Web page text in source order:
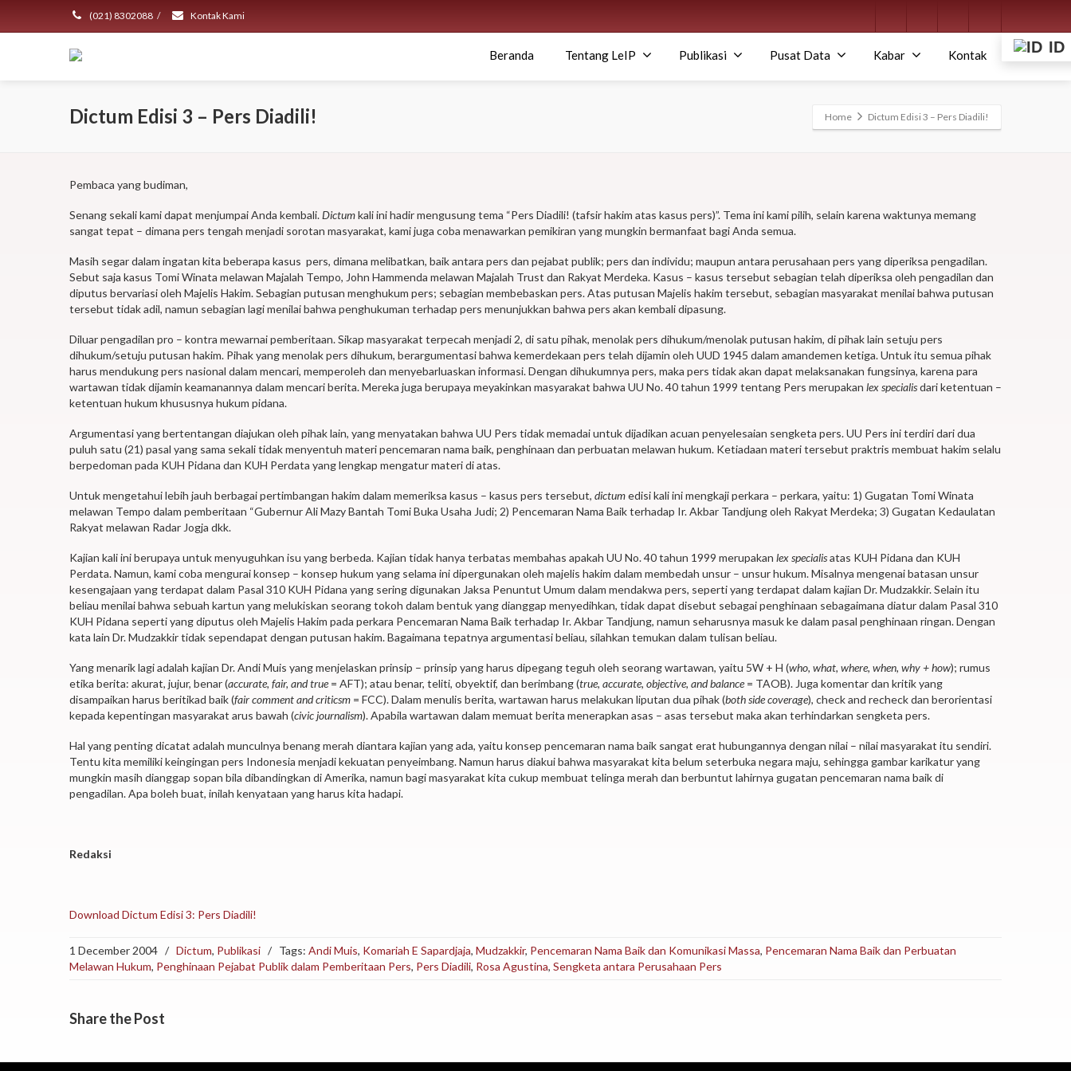
(021) 8302088 / Kontak Kami
Beranda Tentang LeIP Publikasi Pusat Data Kabar Kontak ID
Dictum Edisi 3 – Pers Diadili! Home Dictum Edisi 3 – Pers Diadili!
Pembaca yang budiman,
Senang sekali kami dapat menjumpai Anda kembali.Dictumkali ini hadir mengusung tema “Pers Diadili! (tafsir hakim atas kasus pers)”. Tema ini kami pilih, selain karena waktunya memang
sangat tepat – dimana pers tengah menjadi sorotan masyarakat, kami juga coba menawarkan pemikiran yang mungkin bermanfaat bagi Anda semua.
Masih segar dalam ingatan kita beberapa kasus pers, dimana melibatkan, baik antara pers dan pejabat publik; pers dan individu; maupun antara perusahaan pers yang diperiksa pengadilan.
Sebut saja kasus Tomi Winata melawan Majalah Tempo, John Hammenda melawan Majalah Trust dan Rakyat Merdeka. Kasus – kasus tersebut sebagian telah diperiksa oleh pengadilan dan
diputus bervariasi oleh Majelis Hakim. Sebagian putusan menghukum pers; sebagian membebaskan pers. Atas putusan Majelis hakim tersebut, sebagian masyarakat menilai bahwa putusan
tersebut tidak adil, namun sebagian lagi menilai bahwa penghukuman terhadap pers menunjukkan bahwa pers akan kembali dipasung.
Diluar pengadilan pro – kontra mewarnai pemberitaan. Sikap masyarakat terpecah menjadi 2, di satu pihak, menolak pers dihukum/menolak putusan hakim, di pihak lain setuju pers
dihukum/setuju putusan hakim. Pihak yang menolak pers dihukum, berargumentasi bahwa kemerdekaan pers telah dijamin oleh UUD 1945 dalam amandemen ketiga. Untuk itu semua pihak
harus mendukung pers nasional dalam mencari, memperoleh dan menyebarluaskan informasi. Dengan dihukumnya pers, maka pers tidak akan dapat melaksanakan fungsinya, karena para
wartawan tidak dijamin keamanannya dalam mencari berita. Mereka juga berupaya meyakinkan masyarakat bahwa UU No. 40 tahun 1999 tentang Pers merupakan lex specialisdari ketentuan –
ketentuan hukum khususnya hukum pidana.
Argumentasi yang bertentangan diajukan oleh pihak lain, yang menyatakan bahwa UU Pers tidak memadai untuk dijadikan acuan penyelesaian sengketa pers. UU Pers ini terdiri dari dua
puluh satu (21) pasal yang sama sekali tidak menyentuh materi pencemaran nama baik, penghinaan dan perbuatan melawan hukum. Ketiadaan materi tersebut praktris membuat hakim selalu
berpedoman pada KUH Pidana dan KUH Perdata yang lengkap mengatur materi di atas.
Untuk mengetahui lebih jauh berbagai pertimbangan hakim dalam memeriksa kasus – kasus pers tersebut, dictumedisi kali ini mengkaji perkara – perkara, yaitu: 1) Gugatan Tomi Winata
melawan Tempo dalam pemberitaan “Gubernur Ali Mazy Bantah Tomi Buka Usaha Judi; 2) Pencemaran Nama Baik terhadap Ir. Akbar Tandjung oleh Rakyat Merdeka; 3) Gugatan Kedaulatan
Rakyat melawan Radar Jogja dkk.
Kajian kali ini berupaya untuk menyuguhkan isu yang berbeda. Kajian tidak hanya terbatas membahas apakah UU No. 40 tahun 1999 merupakan lex specialisatas KUH Pidana dan KUH
Perdata. Namun, kami coba mengurai konsep – konsep hukum yang selama ini dipergunakan oleh majelis hakim dalam membedah unsur – unsur hukum. Misalnya mengenai batasan unsur
kesengajaan yang terdapat dalam Pasal 310 KUH Pidana yang sering digunakan Jaksa Penuntut Umum dalam mendakwa pers, seperti yang terdapat dalam kajian Dr. Mudzakkir. Selain itu
beliau menilai bahwa sebuah kartun yang melukiskan seorang tokoh dalam bentuk yang dianggap menyedihkan, tidak dapat disebut sebagai penghinaan sebagaimana diatur dalam Pasal 310
KUH Pidana seperti yang diputus oleh Majelis Hakim pada perkara Pencemaran Nama Baik terhadap Ir. Akbar Tandjung, namun seharusnya masuk ke dalam pasal penghinaan ringan. Dengan
kata lain Dr. Mudzakkir tidak sependapat dengan putusan hakim. Bagaimana tepatnya argumentasi beliau, silahkan temukan dalam tulisan beliau.
Yang menarik lagi adalah kajian Dr. Andi Muis yang menjelaskan prinsip – prinsip yang harus dipegang teguh oleh seorang wartawan, yaitu 5W + H (who, what, where, when, why + how); rumus
etika berita: akurat, jujur, benar (accurate, fair, and true = AFT); atau benar, teliti, obyektif, dan berimbang (true, accurate, objective, and balance = TAOB). Juga komentar dan kritik yang
disampaikan harus beritikad baik (fair comment and criticsm = FCC). Dalam menulis berita, wartawan harus melakukan liputan dua pihak (both side coverage), check and recheck dan berorientasi
kepada kepentingan masyarakat arus bawah (civic journalism). Apabila wartawan dalam memuat berita menerapkan asas – asas tersebut maka akan terhindarkan sengketa pers.
Hal yang penting dicatat adalah munculnya benang merah diantara kajian yang ada, yaitu konsep pencemaran nama baik sangat erat hubungannya dengan nilai – nilai masyarakat itu sendiri.
Tentu kita memiliki keingingan pers Indonesia menjadi kekuatan penyeimbang. Namun harus diakui bahwa masyarakat kita belum seterbuka negara maju, sehingga gambar karikatur yang
mungkin masih dianggap sopan bila dibandingkan di Amerika, namun bagi masyarakat kita cukup membuat telinga merah dan berbuntut lahirnya gugatan pencemaran nama baik di
pengadilan. Apa boleh buat, inilah kenyataan yang harus kita hadapi.
Redaksi
Download Dictum Edisi 3: Pers Diadili!
1 December 2004 / Dictum, Publikasi / Tags: Andi Muis, Komariah E Sapardjaja, Mudzakkir, Pencemaran Nama Baik dan Komunikasi Massa, Pencemaran Nama Baik dan Perbuatan
Melawan Hukum, Penghinaan Pejabat Publik dalam Pemberitaan Pers, Pers Diadili, Rosa Agustina, Sengketa antara Perusahaan Pers
Sharethe Post